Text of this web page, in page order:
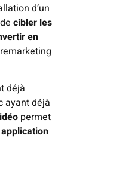
d’un
cibler les
en
déjà
ayant déjà
permet